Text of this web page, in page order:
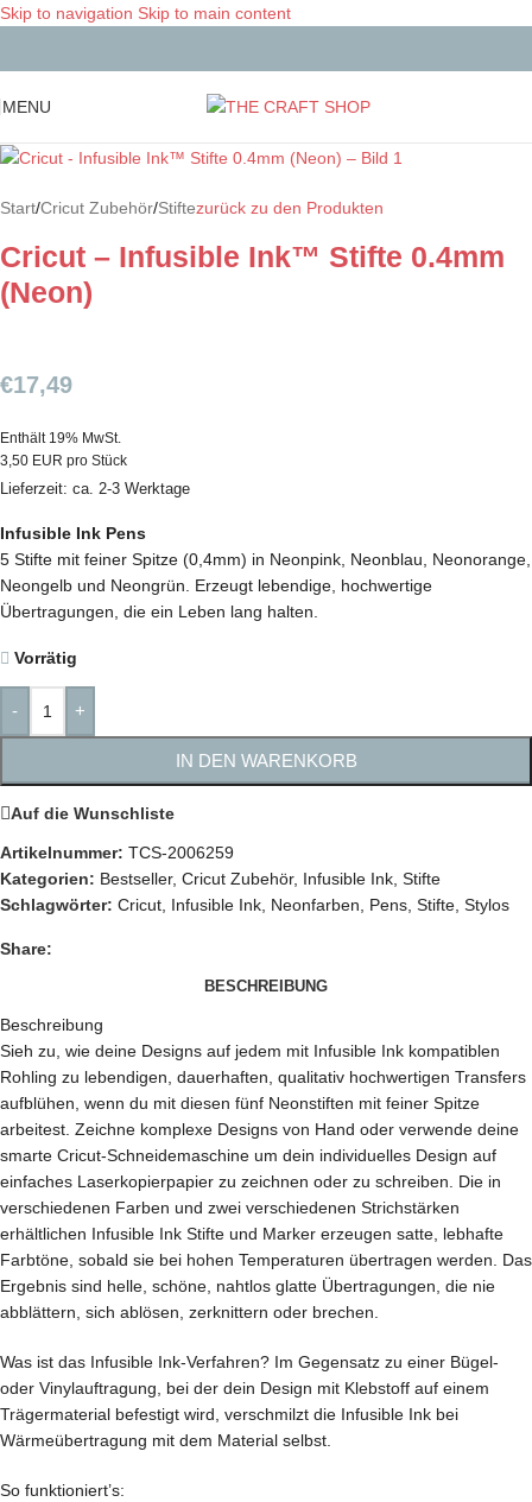
Skip to navigation Skip to main content
MENU
Start/Cricut Zubehör/Stiftezurück zu den Produkten
Cricut – Infusible Ink™ Stifte 0.4mm
(Neon)
€17,49
Enthält 19% MwSt.
3,50 EUR pro Stück
Lieferzeit: ca. 2-3 Werktage
Infusible Ink Pens
5 Stifte mit feiner Spitze (0,4mm) in Neonpink, Neonblau, Neonorange,
Neongelb und Neongrün. Erzeugt lebendige, hochwertige
Übertragungen, die ein Leben lang halten.
Vorrätig
- +
IN DEN WARENKORB
Auf die Wunschliste
Artikelnummer: TCS-2006259
Kategorien: Bestseller, Cricut Zubehör, Infusible Ink, Stifte
Schlagwörter: Cricut, Infusible Ink, Neonfarben, Pens, Stifte, Stylos
Share:
BESCHREIBUNG
Beschreibung
Sieh zu, wie deine Designs auf jedem mit Infusible Ink kompatiblen
Rohling zu lebendigen, dauerhaften, qualitativ hochwertigen Transfers
aufblühen, wenn du mit diesen fünf Neonstiften mit feiner Spitze
arbeitest. Zeichne komplexe Designs von Hand oder verwende deine
smarte Cricut-Schneidemaschine um dein individuelles Design auf
einfaches Laserkopierpapier zu zeichnen oder zu schreiben. Die in
verschiedenen Farben und zwei verschiedenen Strichstärken
erhältlichen Infusible Ink Stifte und Marker erzeugen satte, lebhafte
Farbtöne, sobald sie bei hohen Temperaturen übertragen werden. Das
Ergebnis sind helle, schöne, nahtlos glatte Übertragungen, die nie
abblättern, sich ablösen, zerknittern oder brechen.
Was ist das Infusible Ink-Verfahren? Im Gegensatz zu einer Bügel-
oder Vinylauftragung, bei der dein Design mit Klebstoff auf einem
Trägermaterial befestigt wird, verschmilzt die Infusible Ink bei
Wärmeübertragung mit dem Material selbst.
So funktioniert’s: